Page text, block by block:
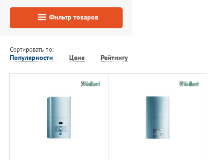
Фильтр товаров
Сортировать по:
Популярности Цене Рейтингу